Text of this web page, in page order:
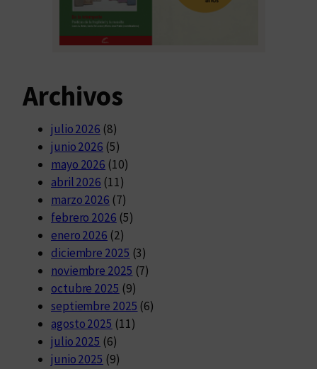
Archivos
julio 2026 (8)
junio 2026 (5)
mayo 2026 (10)
abril 2026 (11)
marzo 2026 (7)
febrero 2026 (5)
enero 2026 (2)
diciembre 2025 (3)
noviembre 2025 (7)
octubre 2025 (9)
septiembre 2025 (6)
agosto 2025 (11)
julio 2025 (6)
junio 2025 (9)